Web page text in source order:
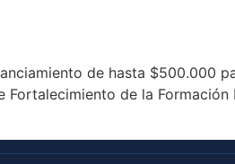
de hasta $500.000
de la Formación